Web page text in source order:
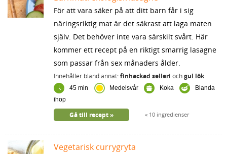
För att vara säker på att ditt barn får i sig
näringsriktig mat är det säkrast att laga maten
själv. Det behöver inte vara särskilt svårt. Här
kommer ett recept på en riktigt smarrig lasagne
som passar från sex månaders ålder.
Innehåller bland annat:finhackad selleri ochgul lök
45 min Medelsvår Koka
Blanda
ihop
10 ingredienser
Gå till recept
Vegetarisk currygryta